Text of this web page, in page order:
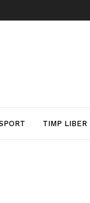
TIMP LIBER